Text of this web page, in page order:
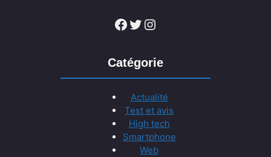
Facebook Twitter Instagram
Catégorie
Actualité
Test et avis
High tech
Smartphone
Web